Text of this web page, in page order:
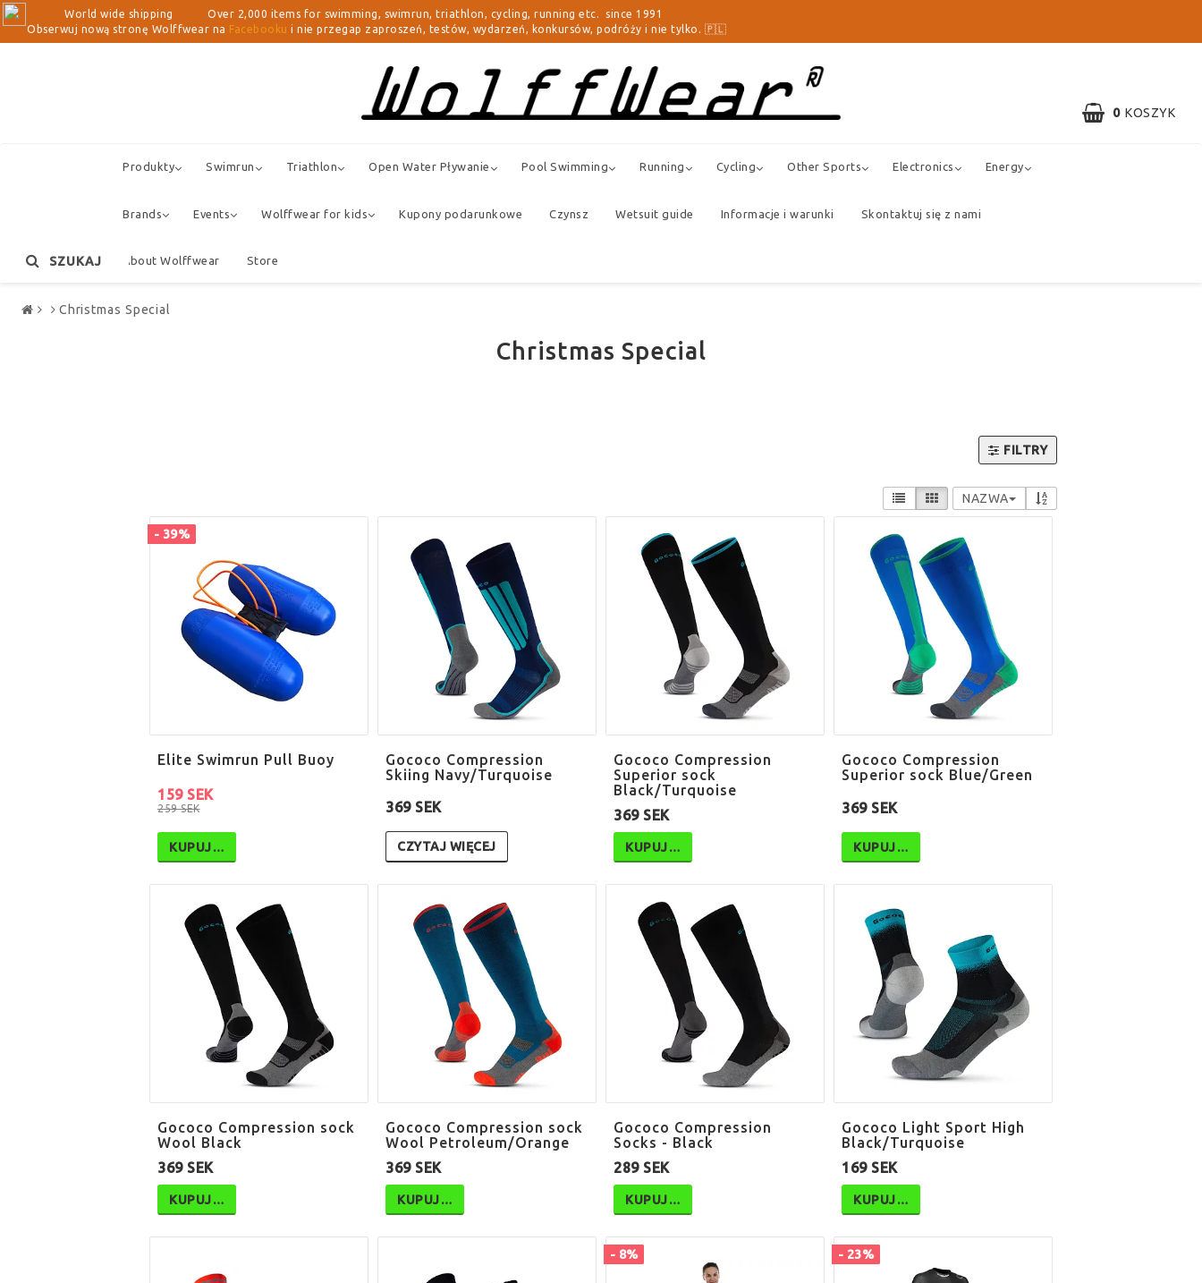
World wide shipping Over 2,000 items for swimming, swimrun, triathlon, cycling, running etc. since 1991
Obserwuj nową stronę Wolffwear na Facebooku i nie przegap zaproszeń, testów, wydarzeń, konkursów, podróży i nie tylko. 🇵🇱
0 KOSZYK
Produkty Swimrun Triathlon Open Water Pływanie Pool Swimming Running Cycling Other Sports Electronics Energy
Brands Events Wolffwear for kids Kupony podarunkowe Czynsz Wetsuit guide Informacje i warunki Skontaktuj się z nami
About Wolffwear Store
SZUKAJ
Christmas Special
Christmas Special
FILTRY
NAZWA
- 39%
Elite Swimrun Pull Buoy
259 SEK
159 SEK
KUPUJ…
Gococo Compression
Skiing Navy/Turquoise
369 SEK
CZYTAJ WIĘCEJ
Gococo Compression
Superior sock
Black/Turquoise
369 SEK
KUPUJ…
Gococo Compression
Superior sock Blue/Green
369 SEK
KUPUJ…
Gococo Compression sock
Wool Black
369 SEK
KUPUJ…
Gococo Compression sock
Wool Petroleum/Orange
369 SEK
KUPUJ…
Gococo Compression
Socks - Black
289 SEK
KUPUJ…
Gococo Light Sport High
Black/Turquoise
169 SEK
KUPUJ…
- 8% - 23%